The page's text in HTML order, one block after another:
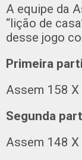
A equipe da
“lição de
desse jogo
Primeira
Assem 158 X
Segunda
Assem 148 X